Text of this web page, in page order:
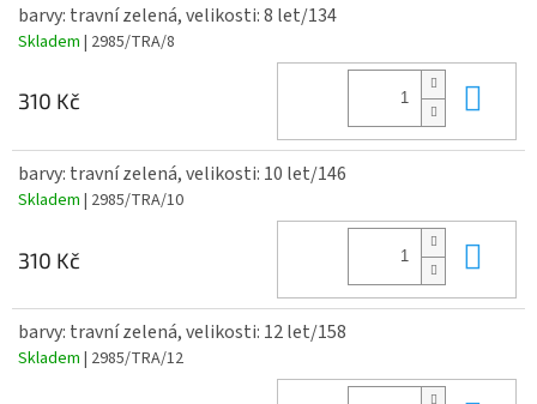
barvy: travní zelená, velikosti: 8 let/134
Skladem | 2985/TRA/8
310 Kč
barvy: travní zelená, velikosti: 10 let/146
Skladem | 2985/TRA/10
310 Kč
barvy: travní zelená, velikosti: 12 let/158
Skladem | 2985/TRA/12